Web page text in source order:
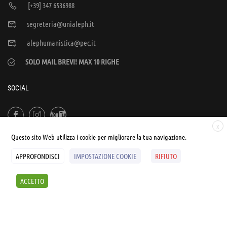
[+39] 347 6536988
segreteria@unialeph.it
alephumanistica@pec.it
SOLO MAIL BREVI! MAX 10 RIGHE
SOCIAL
Sintesi e liberatorie
X
Questo sito Web utilizza i cookie per migliorare la tua navigazione.
APPROFONDISCI IMPOSTAZIONE COOKIE RIFIUTO
ACCETTO